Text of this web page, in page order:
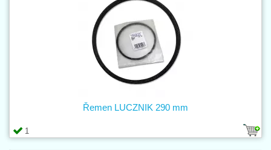
1
Řemen LUCZNIK 290 mm